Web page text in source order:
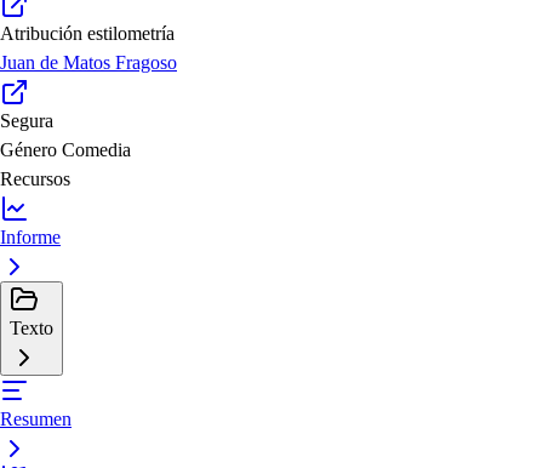
Atribución estilometría
Juan de Matos Fragoso
Segura
Género Comedia
Recursos
Informe
Texto
Resumen